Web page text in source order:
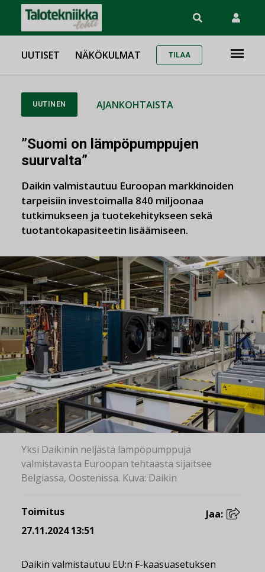
UUTISET NÄKÖKULMAT TILAA
UUTINEN AJANKOHTAISTA
”Suomi on lämpöpumppujen
suurvalta”
Daikin valmistautuu Euroopan markkinoiden
tarpeisiin investoimalla 840 miljoonaa
tutkimukseen ja tuotekehitykseen sekä
tuotantokapasiteetin lisäämiseen.
Yksi Daikinin neljästä lämpöpumppuja
valmistavasta Euroopan tehtaasta sijaitsee
Belgiassa, Oostenissa. Kuva: Daikin
Toimitus
27.11.2024 13:51
Jaa:
Daikin valmistautuu EU:n F-kaasuasetuksen